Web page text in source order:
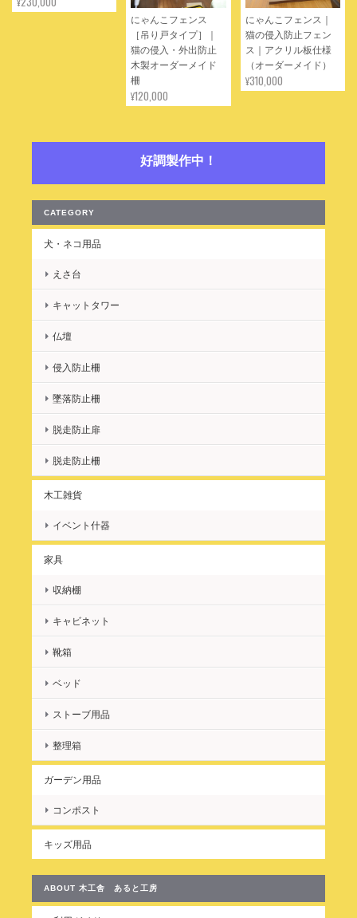
★ プラスベッド！ 延長・拡張・継ぎ足しベッド ベッドの幅を広げます！ ★
2022/05/16
届いて2ヶ月ほど経ちました。 産後家族が1人増えるため、作成を
お願いしました。 プラスベッド到着後、夫に組み立ててもらい、
相の被害に遭っていて気の毒ですが…(笑) プラスベッドと私のベ
ッドの間にベッドガードをしているので、娘の寝相の恐怖に怯え
ることもなく、赤ちゃんも夜はスヤスヤ寝てします。 ベビーベッ
きるので、とても有難いです。 また機会があればよろしくお願い
します。 この度は誠にありがとうございました。
びます。 お役に立ててとても嬉しく、こ
年月が流れて、ベッドを延長をする必要
商品届きました。 ダブルベッドにプラスベッドとして購入しまし
た。問い合わせにも丁寧にご回答いただき、納品までスムーズで
★ プラスベッド！ 延長・拡張・継ぎ足しベッド ベッドの幅を広げます！ ★
2021/12/26
このサイズのものは市販されてはいないので、こちらの商品を見
つけて即決でした！！記載されていた納期より早めに届いたので
とてもありがたかったです。埋めたかったスペースにピッタリ
く丁寧にしてくださいました。ありがとうございました。
にゃんこフェンス
［吊り戸タイプ］｜
猫の侵入・外出防止
木製オーダーメイド
柵
¥120,000
にゃんこフェンス｜
猫の侵入防止フェン
ス｜アクリル板仕様
（オーダーメイド）
¥310,000
好調製作中！
CATEGORY
犬・ネコ用品
えさ台
キャットタワー
仏壇
侵入防止柵
墜落防止柵
脱走防止扉
脱走防止柵
木工雑貨
イベント什器
家具
収納棚
キャビネット
靴箱
ベッド
ストーブ用品
整理箱
ガーデン用品
コンポスト
キッズ用品
ABOUT 木工舎 あると工房